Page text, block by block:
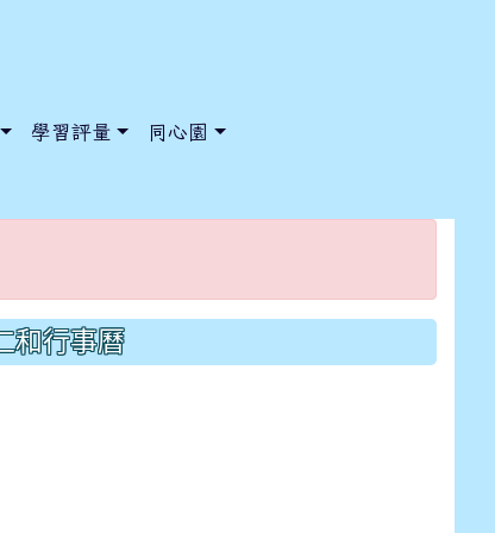
學習評量 同心園
和行事曆
style=font-size: 1rem; background-
style=font-size: 1rem; background-